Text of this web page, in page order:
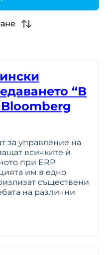
“В
за управление на
всичките ѝ
при ERP
им в едно
съществени
на различни